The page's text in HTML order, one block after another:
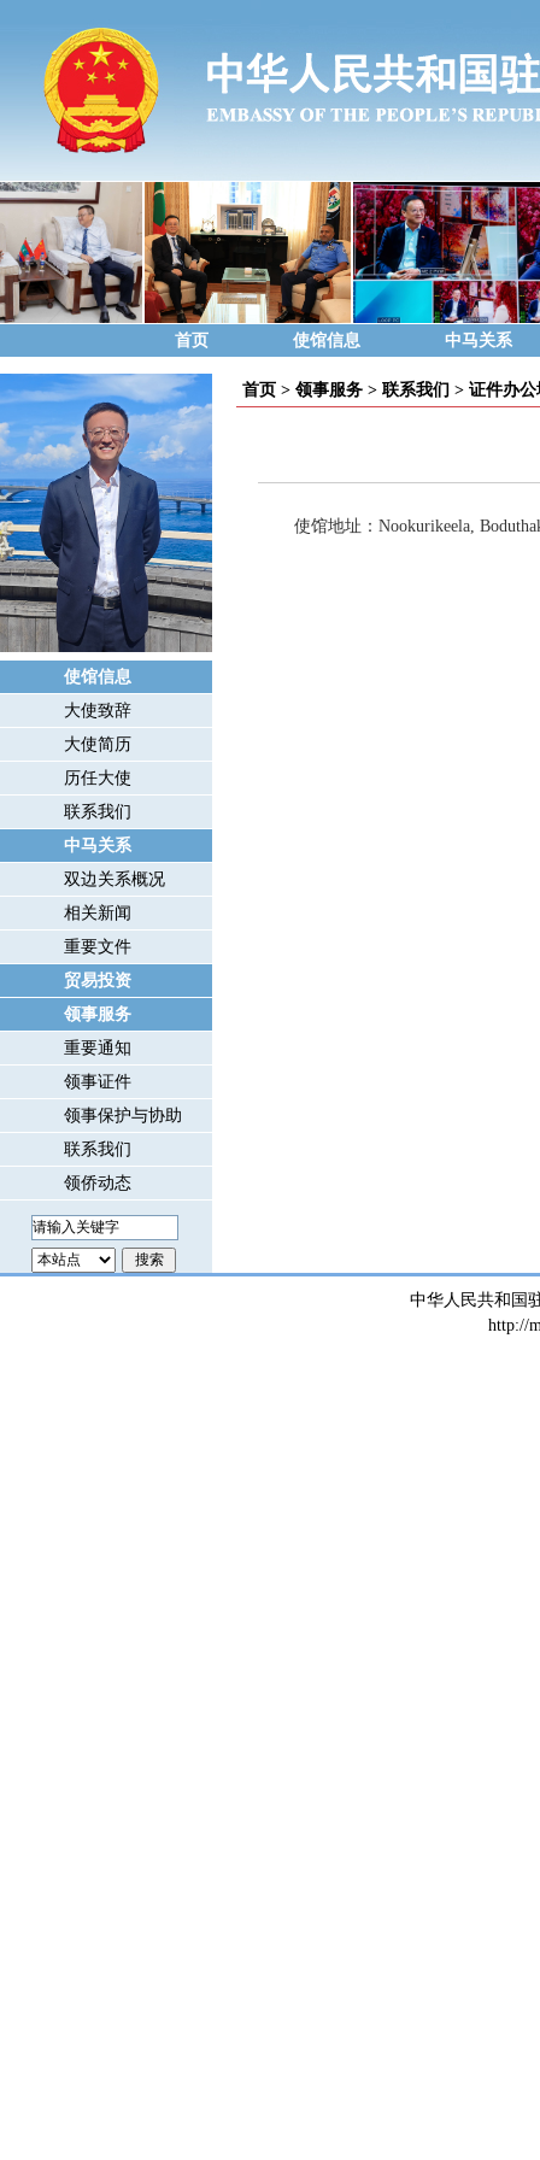
首页 使馆信息 中马关系
使馆信息
大使致辞
大使简历
历任大使
联系我们
中马关系
双边关系概况
相关新闻
重要文件
贸易投资
领事服务
重要通知
领事证件
领事保护与协助
联系我们
领侨动态
首页 > 领事服务 > 联系我们 > 证件办公
使馆地址： Nookurikeela,
中华人民共和国
http://